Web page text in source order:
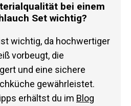
bei einem
Set wichtig?
wichtig, da hochwertiger
vorbeugt, die
und eine sichere
gewährleistet.
erhältst du im Blog